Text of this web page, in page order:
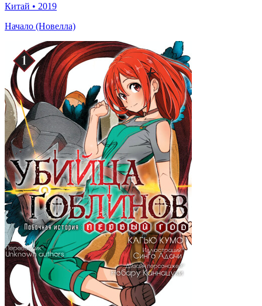
Китай • 2019
Начало (Новелла)